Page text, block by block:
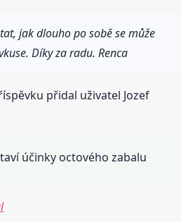
jak dlouho po sobě se může
Díky za radu. Renca
přidal uživatel Jozef
účinky octového zabalu